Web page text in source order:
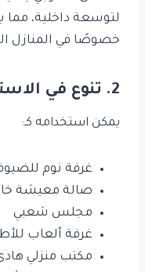
لتوسعة داخلية،
خصوصًا في المنازل
2. تنوع في الاستخدام
يمكن استخدامه كـ:
غرفة نوم
صالة معيشة
مجلس شعبي
غرفة ألعاب
مكتب منزلي